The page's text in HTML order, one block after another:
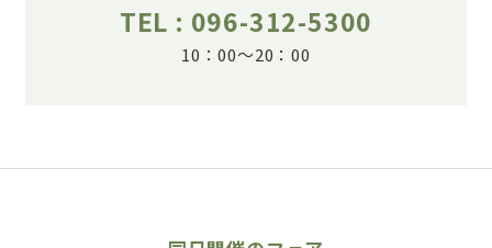
TEL : 096-312-5300
10：00～20：00